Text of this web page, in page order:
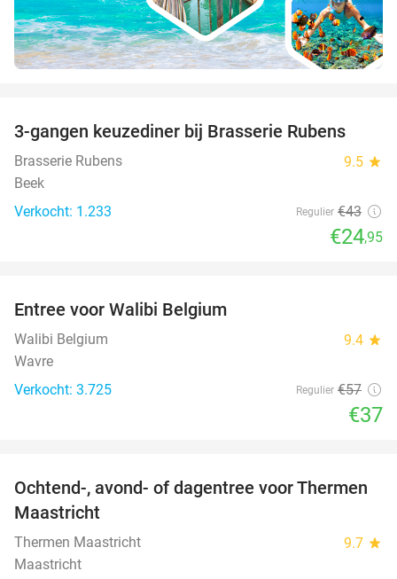
42%
3-gangen keuzediner bij Brasserie Rubens
Brasserie Rubens 9.5 star
Beek
Verkocht: 1.233
Regulier €43
€24,95
Entree voor Walibi Belgium
Walibi Belgium 9.4 star
Wavre
Verkocht: 3.725
Regulier €57
€37
25%
Ochtend-, avond- of dagentree voor Thermen
Maastricht
Thermen Maastricht 9.7 star
Maastricht